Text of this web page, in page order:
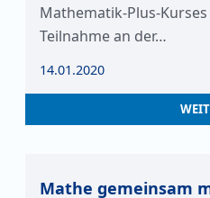
Mathematik-Plus-
Teilnahme an der…
14.01.2020
Mathe gemeinsam